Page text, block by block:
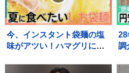
宅
ー
今、インスタント袋麺の塩
味がアツい！ハマグリに毛
麺も！専門家ゲキ推しの7品
28
調